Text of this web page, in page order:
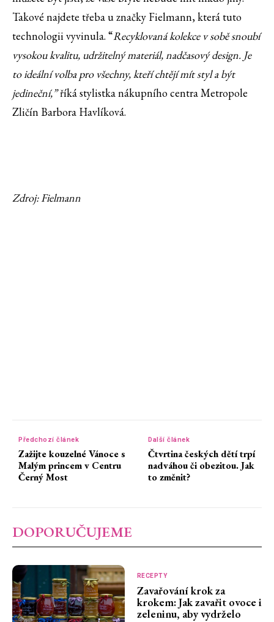
Takové najdete třeba u značky Fielmann, která tuto
technologii vyvinula. “Recyklovaná kolekce v sobě snoubí
vysokou kvalitu, udržitelný materiál, nadčasový design. Je
to ideální volba pro všechny, kteří chtějí mít styl a být
jedineční,”říká stylistka nákupního centra Metropole
Zličín Barbora Havlíková.
Zdroj: Fielmann
Předchozí článek
Zažijte kouzelné Vánoce s
Malým princem v Centru
Černý Most
Další článek
Čtvrtina českých dětí trpí
nadváhou či obezitou. Jak
to změnit?
DOPORUČUJEME
RECEPTY
Zavařování krok za
krokem: Jak zavařit ovoce i
zeleninu, aby vydrželo